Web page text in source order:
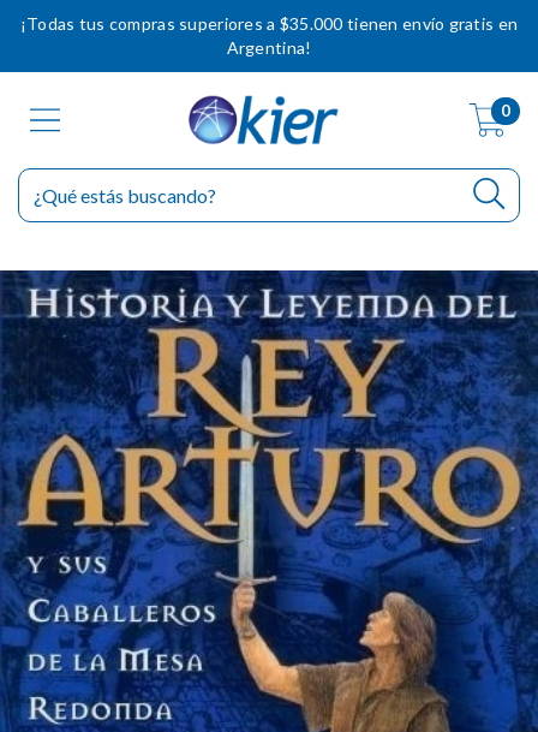
¡Todas tus compras superiores a $35.000 tienen envío gratis en
Argentina!
0